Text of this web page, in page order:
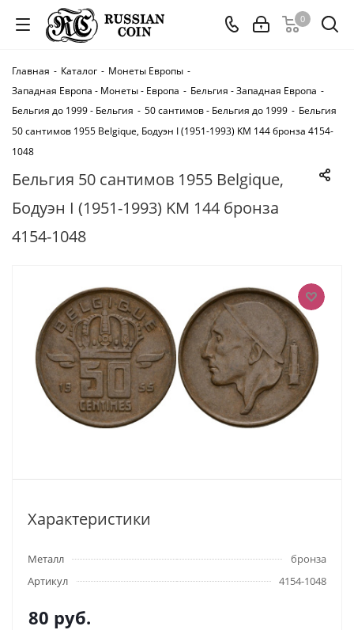
0
Главная - Каталог - Монеты Европы -
Западная Европа - Монеты - Европа - Бельгия - Западная Европа -
Бельгия до 1999 - Бельгия - 50 сантимов - Бельгия до 1999 - Бельгия
50 сантимов 1955 Belgique, Бодуэн I (1951-1993) KM 144 бронза 4154-
1048
Бельгия 50 сантимов 1955 Belgique,
Бодуэн I (1951-1993) KM 144 бронза
4154-1048
Характеристики
Металл
бронза
Артикул
4154-1048
80 руб.